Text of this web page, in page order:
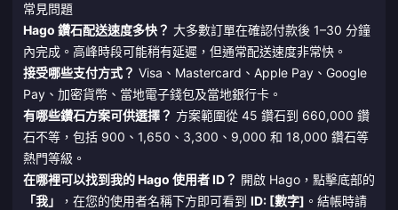
常見問題
Hago 鑽石配送速度多快？ 大多數訂單在確認付款後 1–30 分鐘
內完成。高峰時段可能稍有延遲，但通常配送速度非常快。
接受哪些支付方式？ Visa、Mastercard、Apple Pay、Google
Pay、加密貨幣、當地電子錢包及當地銀行卡。
有哪些鑽石方案可供選擇？ 方案範圍從 45 鑽石到 660,000 鑽
石不等，包括 900、1,650、3,300、9,000 和 18,000 鑽石等
熱門等級。
在哪裡可以找到我的 Hago 使用者 ID？ 開啟 Hago，點擊底部的
「我」
，在您的使用者名稱下方即可看到 ID: [數字] 。結帳時請